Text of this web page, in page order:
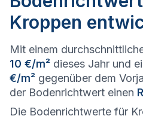
Kroppen
Mit einem
10 €/m² dieses Jahr und
€/m² gegenüber dem
der Bodenrichtwert einen
Die Bodenrichtwerte für